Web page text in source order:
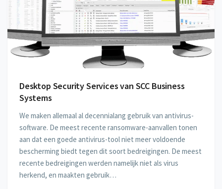
Desktop Security Services van SCC Business
Systems
We maken allemaal al decennialang gebruik van antivirus-
software. De meest recente ransomware-aanvallen tonen
aan dat een goede antivirus-tool niet meer voldoende
bescherming biedt tegen dit soort bedreigingen. De meest
recente bedreigingen werden namelijk niet als virus
herkend, en maakten gebruik…